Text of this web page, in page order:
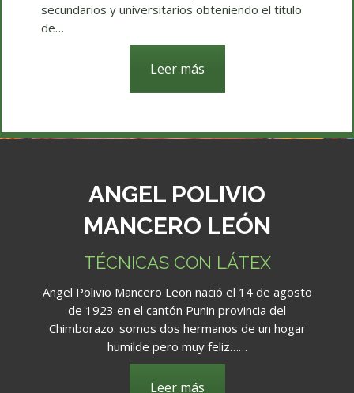
secundarios y universitarios obteniendo el título
de…
Leer más
ANGEL POLIVIO
MANCERO LEÓN
TÉCNICAS CON LÁTEX
Angel Polivio Mancero Leon nació el 14 de agosto
de 1923 en el cantón Punin provincia del
Chimborazo. somos dos hermanos de un hogar
humilde pero muy feliz……
Leer más